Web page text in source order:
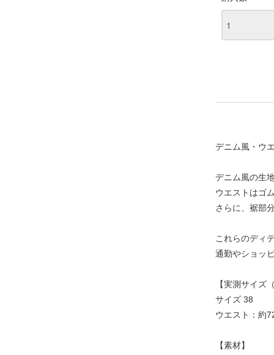
デニム風・ウ
デニム風の生
ウエストはゴ
さらに、裾部
これらのディ
通勤やショッ
【実測サイズ
サイズ 38
ウエスト：約
【素材】